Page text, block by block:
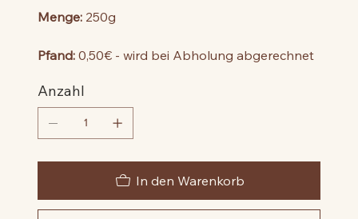
Menge: 250g
Pfand: 0,50€ - wird bei Abholung abgerechnet
Anzahl
In den Warenkorb